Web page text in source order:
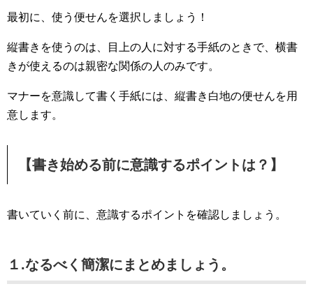
最初に、使う便せんを選択しましょう！
縦書きを使うのは、目上の人に対する手紙のときで、横書
きが使えるのは親密な関係の人のみです。
マナーを意識して書く手紙には、縦書き白地の便せんを用
意します。
【書き始める前に意識するポイントは？】
書いていく前に、意識するポイントを確認しましょう。
１.なるべく簡潔にまとめましょう。